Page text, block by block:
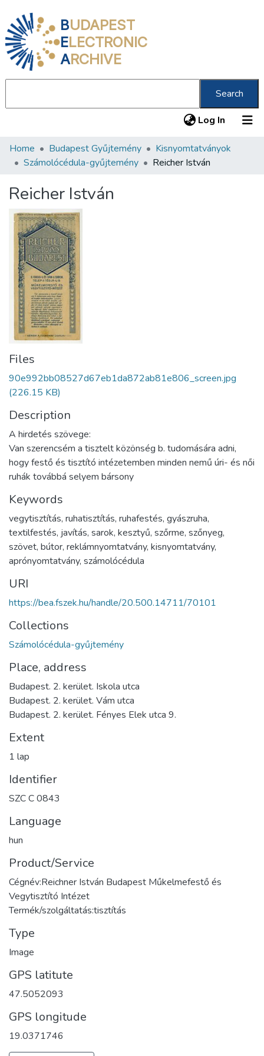
BUDAPEST
ELECTRONIC
ARCHIVE
Search
Log In (current)
Communities & Collections
Statistics
About us
Home Budapest Gyűjtemény
Kisnyomtatványok
Számolócédula-gyűjtemény
Reicher István
Reicher István
Files
90e992bb08527d67eb1da872ab81e806_screen.jpg
(226.15 KB)
Description
A hirdetés szövege:
Van szerencsém a tisztelt közönség b. tudomására adni,
hogy festő és tisztító intézetemben minden nemű úri- és női
ruhák továbbá selyem bársony
Keywords
vegytisztítás, ruhatisztítás, ruhafestés, gyászruha,
textilfestés, javítás, sarok, kesztyű, szőrme, szőnyeg,
szövet, bútor, reklámnyomtatvány, kisnyomtatvány,
aprónyomtatvány, számolócédula
URI
https://bea.fszek.hu/handle/20.500.14711/70101
Collections
Számolócédula-gyűjtemény
Place, address
Budapest. 2. kerület. Iskola utca
Budapest. 2. kerület. Vám utca
Budapest. 2. kerület. Fényes Elek utca 9.
Extent
1 lap
Identifier
SZC C 0843
Language
hun
Product/Service
Cégnév:Reichner István Budapest Műkelmefestő és
Vegytisztító Intézet
Termék/szolgáltatás:tisztítás
Type
Image
GPS latitute
47.5052093
GPS longitude
19.0371746